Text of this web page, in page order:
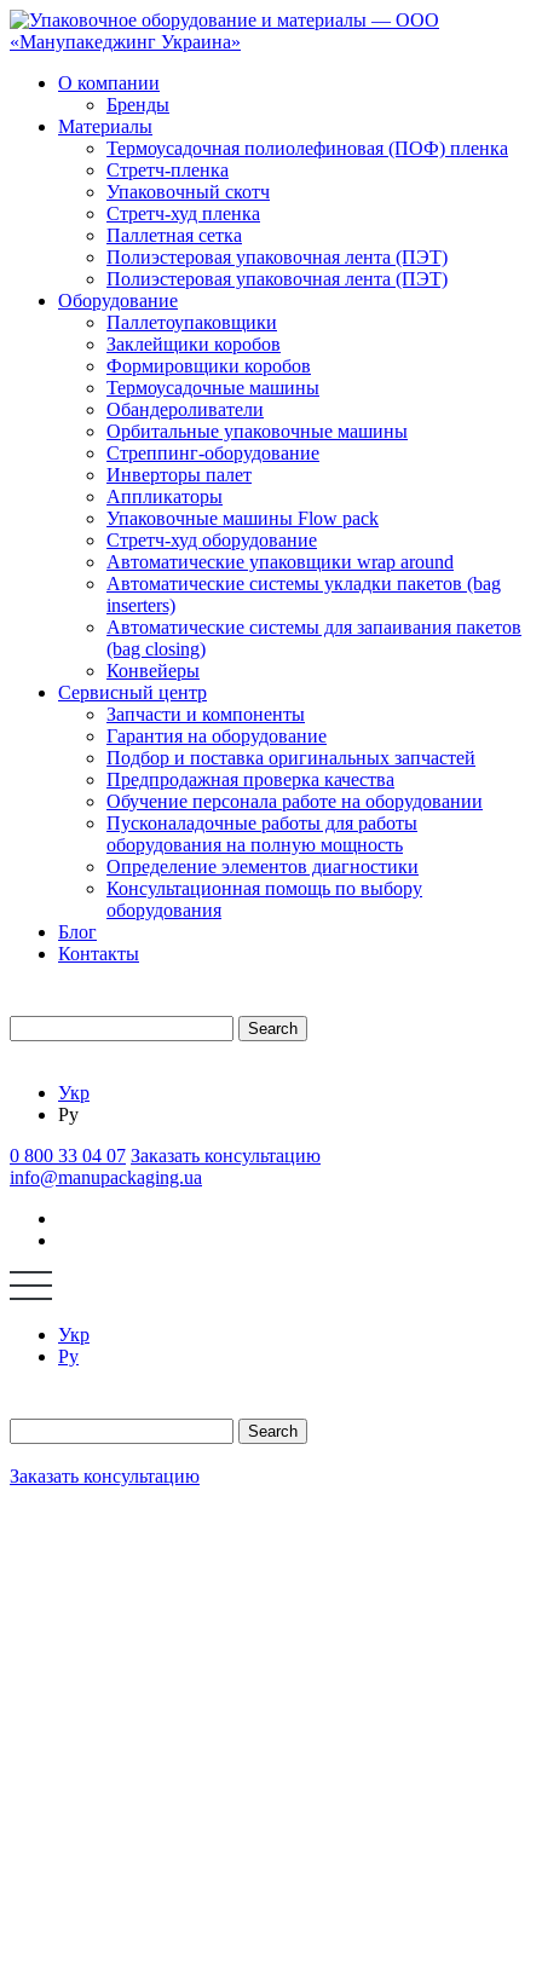
О компании
Бренды
Материалы
Термоусадочная полиолефиновая (ПОФ) пленка
Стретч-пленка
Упаковочный скотч
Стретч-худ пленка
Паллетная сетка
Полиэстеровая упаковочная лента (ПЭТ)
Полиэстеровая упаковочная лента (ПЭТ)
Оборудование
Паллетоупаковщики
Заклейщики коробов
Формировщики коробов
Термоусадочные машины
Обандероливатели
Орбитальные упаковочные машины
Стреппинг-оборудование
Инверторы палет
Аппликаторы
Упаковочные машины Flow pack
Стретч-худ оборудование
Автоматические упаковщики wrap around
Автоматические системы укладки пакетов (bag
inserters)
Автоматические системы для запаивания пакетов
(bag closing)
Конвейеры
Сервисный центр
Запчасти и компоненты
Гарантия на оборудование
Подбор и поставка оригинальных запчастей
Предпродажная проверка качества
Обучение персонала работе на оборудовании
Пусконаладочные работы для работы
оборудования на полную мощность
Определение элементов диагностики
Консультационная помощь по выбору
оборудования
Блог
Контакты
Search
Укр
Ру
0 800 33 04 07 Заказать консультацию
info@manupackaging.ua
Укр
Ру
Search
Заказать консультацию